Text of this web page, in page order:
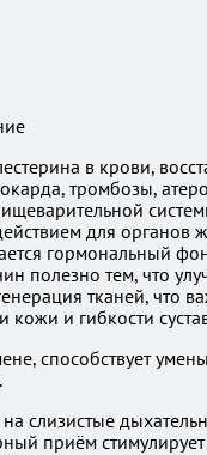
в крови,
тромбозы,
для органов
гормональный
полезно тем, что
тканей, что
кожи и гибкости
способствует
на слизистые
приём